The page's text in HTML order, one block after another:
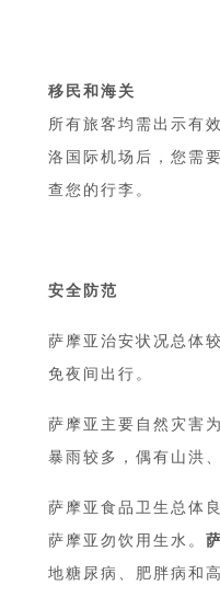
移民和海关
所有旅客均需出示有
洛国际机场后，您需
查您的行李。
安全防范
萨摩亚治安状况总体
免夜间出行。
萨摩亚主要自然灾害
暴雨较多，偶有山洪
萨摩亚食品卫生总体
萨摩亚勿饮用生水。
地糖尿病、肥胖病和